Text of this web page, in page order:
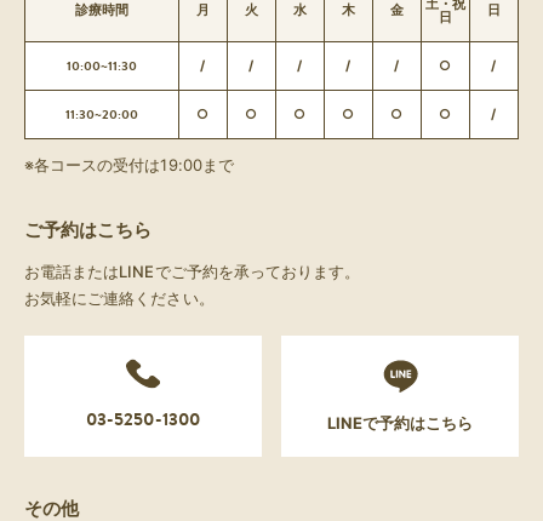
診療時間 月 火 水 木 金 土・祝
日 日
10:00~11:30 / / / / / ○ /
11:30~20:00 ○ ○ ○ ○ ○ ○ /
※各コースの受付は19:00まで
ご予約はこちら
お電話またはLINEでご予約を承っております。
お気軽にご連絡ください。
03-5250-1300 LINEで予約はこちら
その他